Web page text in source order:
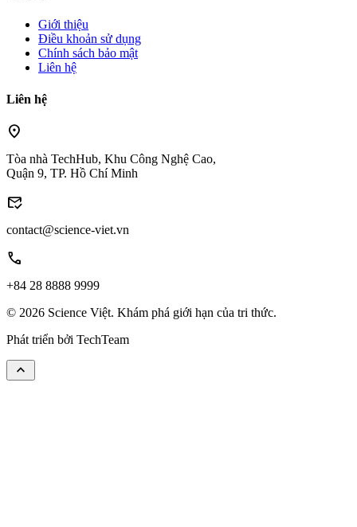
Giới thiệu
Điều khoản sử dụng
Chính sách bảo mật
Liên hệ
Liên hệ
location_on
Tòa nhà TechHub, Khu Công Nghệ Cao,
Quận 9, TP. Hồ Chí Minh
mark_email_read
contact@science-viet.vn
call
+84 28 8888 9999
© 2026 Science Việt. Khám phá giới hạn của tri thức.
Phát triển bởi TechTeam
keyboard_arrow_up